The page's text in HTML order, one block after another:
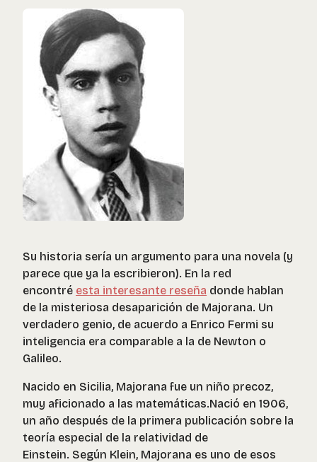
Su historia sería un argumento para una novela (y
parece que ya la escribieron). En la red
encontré esta interesante reseña donde hablan
de la misteriosa desaparición de Majorana. Un
verdadero genio, de acuerdo a Enrico Fermi su
inteligencia era comparable a la de Newton o
Galileo.
Nacido en Sicilia, Majorana fue un niño precoz,
muy aficionado a las matemáticas.Nació en 1906,
un año después de la primera publicación sobre la
teoría especial de la relatividad de
Einstein. Según Klein, Majorana es uno de esos